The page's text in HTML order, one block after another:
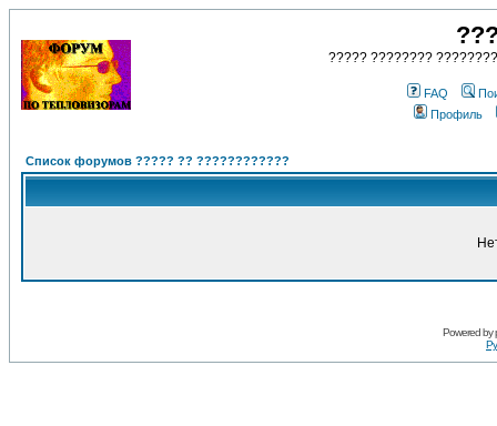
????? ????????
FAQ
Профиль
Список форумов ????? ?? ????????????
Powered by